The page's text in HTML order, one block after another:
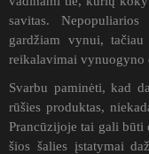
savitas.
gardžiam vynui,
reikalavimai vynuogyno
Svarbu paminėti, kad
rūšies produktas,
Prancūzijoje tai gali
šios šalies įstatymai